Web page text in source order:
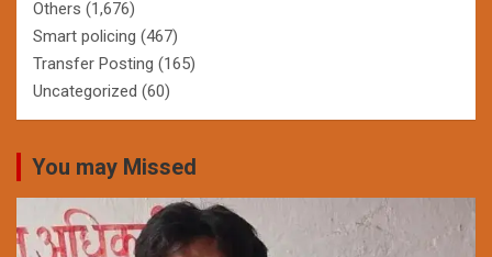
Others (1,676)
Smart policing (467)
Transfer Posting (165)
Uncategorized (60)
You may Missed